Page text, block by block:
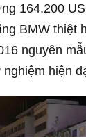
164.200
BMW thiệt
nguyên
hiện